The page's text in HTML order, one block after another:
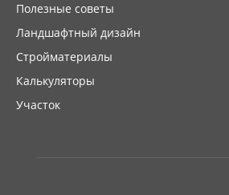
Полезные советы
Ландшафтный дизайн
Стройматериалы
Калькуляторы
Участок